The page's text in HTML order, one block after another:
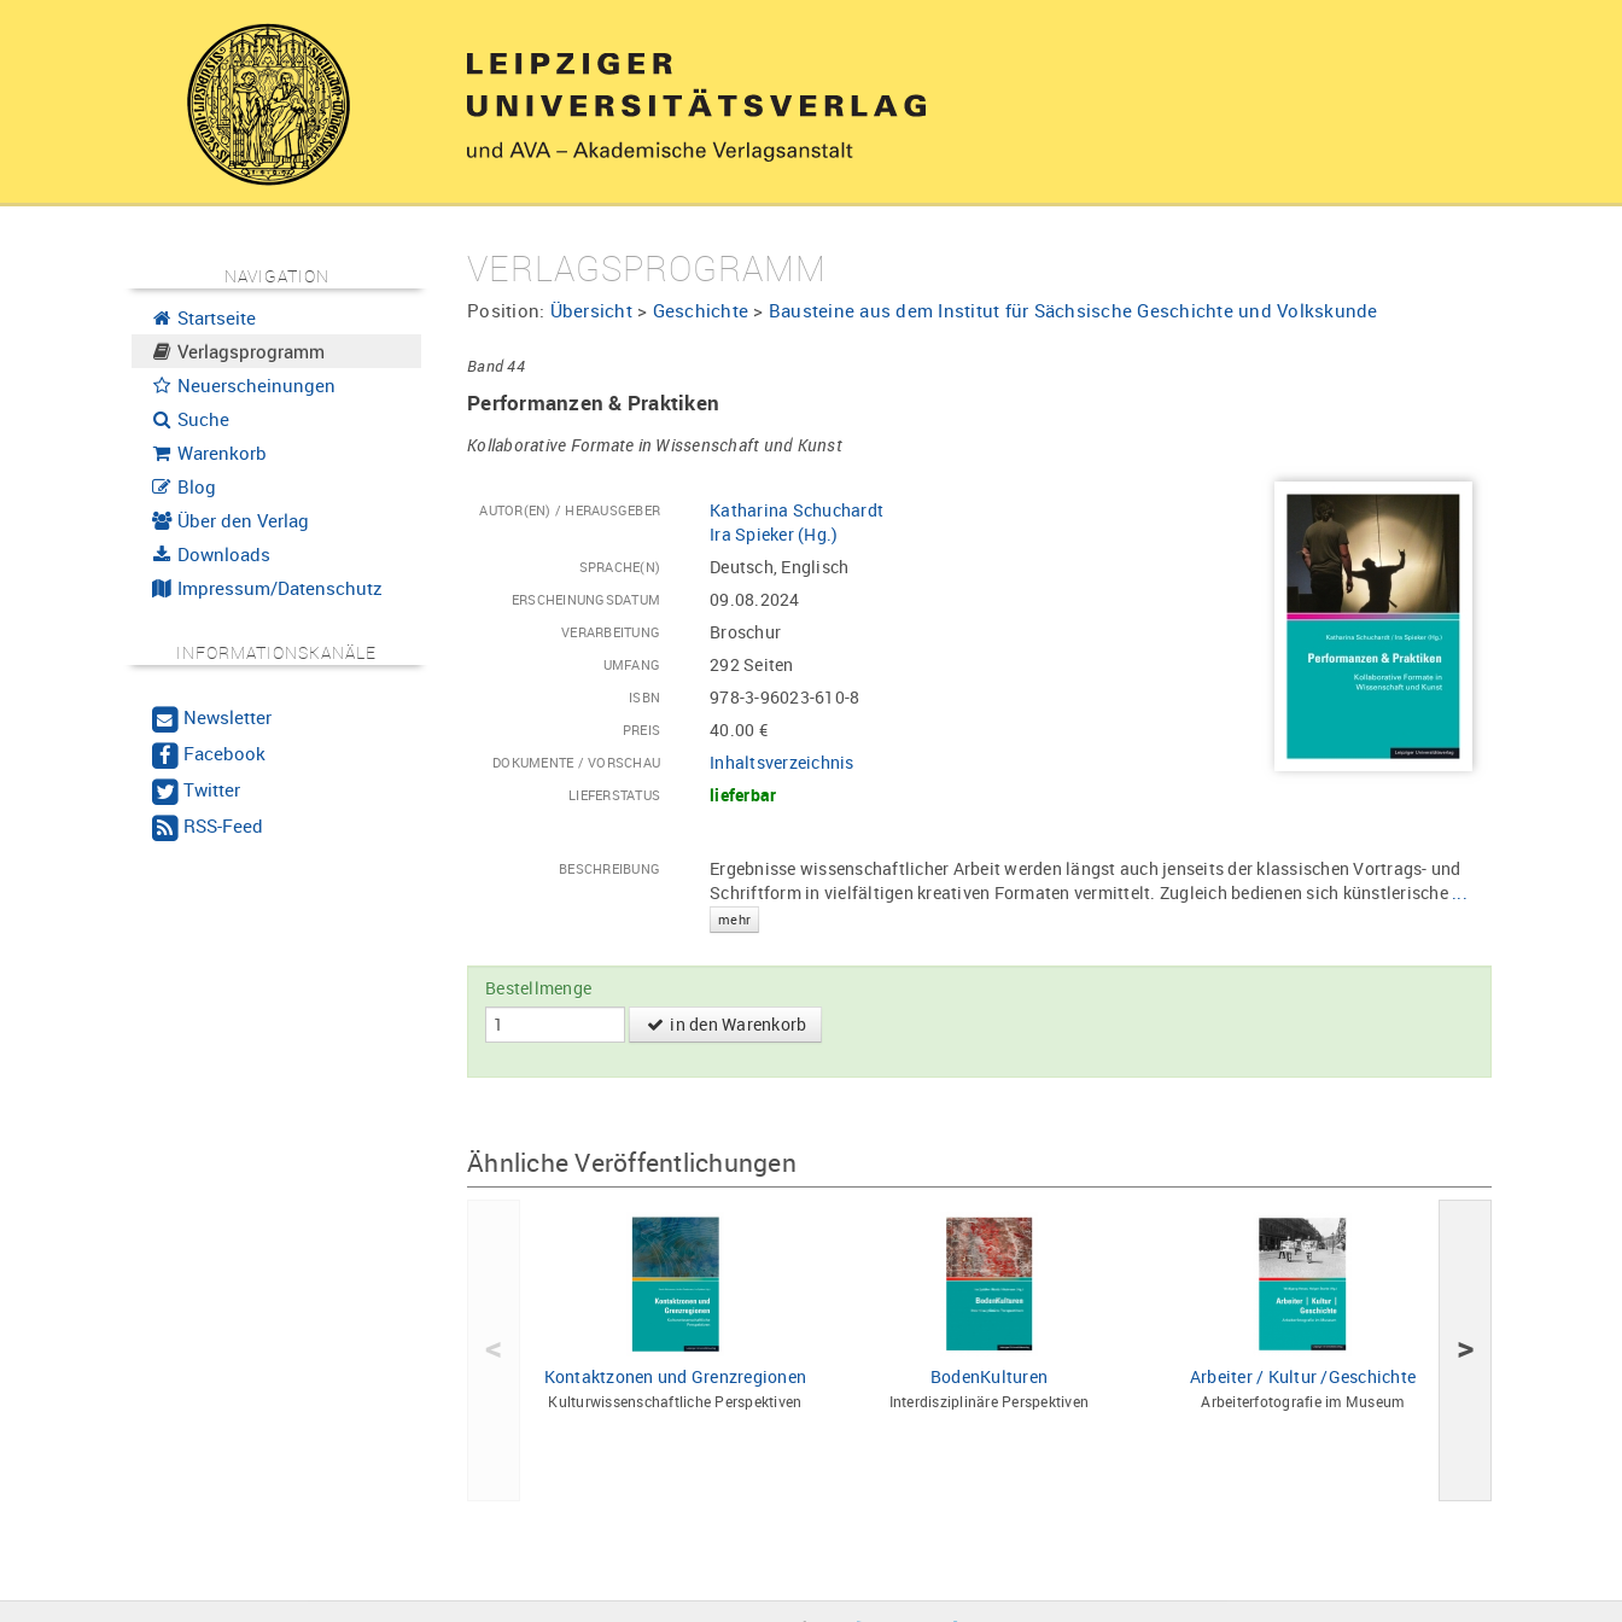
NAVIGATION
Startseite
Verlagsprogramm
Neuerscheinungen
Suche
Warenkorb
Blog
Über den Verlag
Downloads
Impressum/Datenschutz
INFORMATIONSKANÄLE
Newsletter
Facebook
Twitter
RSS-Feed
VERLAGSPROGRAMM
Position: Übersicht> Geschichte > Bausteine aus dem Institut für Sächsische Geschichte und Volkskunde
Band 44
Performanzen & Praktiken
Kollaborative Formate in Wissenschaft und Kunst
AUTOR(EN) / HERAUSGEBER
Katharina Schuchardt
Ira Spieker (Hg.)
SPRACHE(N) Deutsch, Englisch
ERSCHEINUNGSDATUM 09.08.2024
VERARBEITUNG Broschur
UMFANG 292 Seiten
ISBN 978-3-96023-610-8
PREIS 40.00 €
DOKUMENTE / VORSCHAU Inhaltsverzeichnis
LIEFERSTATUS lieferbar
BESCHREIBUNG
Ergebnisse wissenschaftlicher Arbeit werden längst auch jenseits der klassischen Vortrags- und
Schriftform in vielfältigen kreativen Formaten vermittelt. Zugleich bedienen sich künstlerische ...
mehr
Bestellmenge
in den Warenkorb
Ähnliche Veröffentlichungen
Kontaktzonen und Grenzregionen
Kulturwissenschaftliche Perspektiven
BodenKulturen
Interdisziplinäre Perspektiven
Arbeiter / Kultur /Geschichte
Arbeiterfotografie im Museum
< >